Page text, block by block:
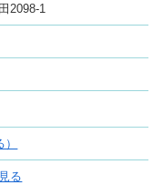
2098-1
る